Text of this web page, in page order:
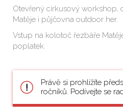
Otevřený cirkusový workshop,
Matěje i půjčovna outdoor her.
Vstup na kolotoč řezbáře
poplatek.
Právě si prohlížíte
ročníků. Podívejte se